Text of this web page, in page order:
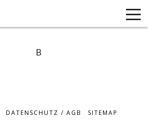
B
DATENSCHUTZ / AGB SITEMAP